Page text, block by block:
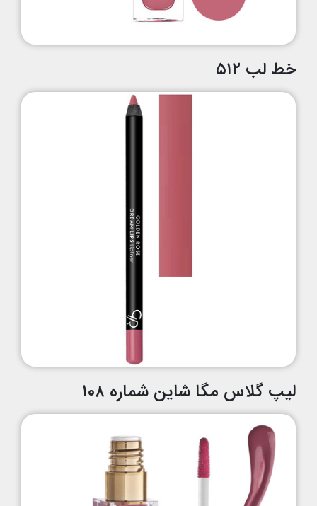
خط لب ۵۱۲
لیپ گلاس مگا شاین شماره ۱۰۸